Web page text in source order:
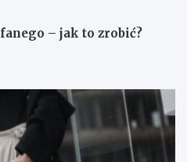
– jak to zrobić?